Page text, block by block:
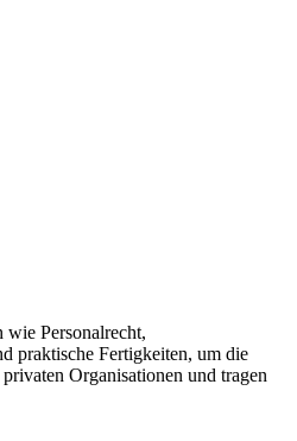
wie Personalrecht,
praktische Fertigkeiten, um die
Organisationen und tragen